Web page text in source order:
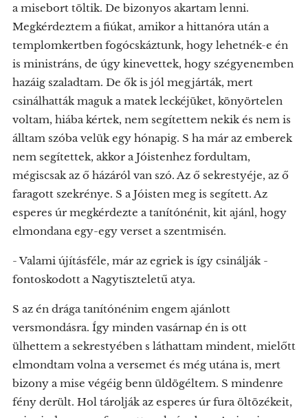
a misebort töltik. De bizonyos akartam lenni.
Megkérdeztem a fiúkat, amikor a hittanóra után a
templomkertben fogócskáztunk, hogy lehetnék-e én
is ministráns, de úgy kinevettek, hogy szégyenemben
hazáig szaladtam. De ők is jól megjárták, mert
csinálhatták maguk a matek leckéjüket, könyörtelen
voltam, hiába kértek, nem segítettem nekik és nem is
álltam szóba velük egy hónapig. S ha már az emberek
nem segítettek, akkor a Jóistenhez fordultam,
mégiscsak az ő házáról van szó. Az ő sekrestyéje, az ő
faragott szekrénye. S a Jóisten meg is segített. Az
esperes úr megkérdezte a tanítónénit, kit ajánl, hogy
elmondana egy-egy verset a szentmisén.
- Valami újításféle, már az egriek is így csinálják -
fontoskodott a Nagytiszteletű atya.
S az én drága tanítónénim engem ajánlott
versmondásra. Így minden vasárnap én is ott
ülhettem a sekrestyében s láthattam mindent, mielőtt
elmondtam volna a versemet és még utána is, mert
bizony a mise végéig benn üldögéltem. S mindenre
fény derült. Hol tárolják az esperes úr fura öltözékeit,